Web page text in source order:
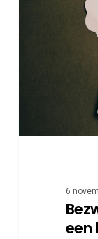
6
een